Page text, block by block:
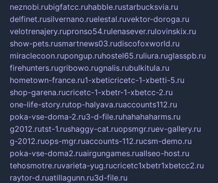
neznobi.rubigfatcc.ruhabble.rustarbucksvia.ru
delfinet.rusilvernano.ruelestal.ruvektor-doroga.ru
velotrenajery.rupronso54.rulenasever.rulovinskix.ru
show-pets.rusmartnews03.rudiscofoxworld.ru
miraclecoon.rupongup.ruhostel65.ruliura.ruglasspb.ru
firehunters.rugribowo.rugnalis.rubulkitula.ru
hometown-france.ru1-xbeticricetc-1-xbetti-5.ru
shop-garena.rucricetc-1-xbetr-1-xbetcc-2.ru
one-life-story.rutop-halyava.ruaccounts112.ru
poka-vse-doma-2.ru3-d-file.ruhahahaharms.ru
g2012.rutst-1.rushaggy-cat.ruopsmgr.ruev-gallery.ru
g-2012.ruops-mgr.ruaccounts-112.rucsm-demo.ru
poka-vse-doma2.ruairgungames.ruallseo-host.ru
tehosmotre.ruvarieta-yug.rucricetc1xbetr1xbetcc2.ru
raytor-d.ruatillagunn.ru3d-file.ru